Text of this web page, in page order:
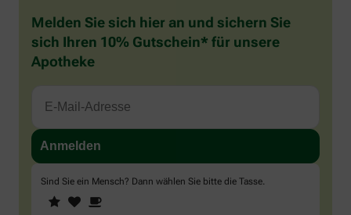
Melden Sie sich hier an und sichern Sie
sich Ihren 10% Gutschein* für unsere
Apotheke
Sind Sie ein Mensch? Dann wählen Sie bitte die Tasse.
Sind
Sie
1 2